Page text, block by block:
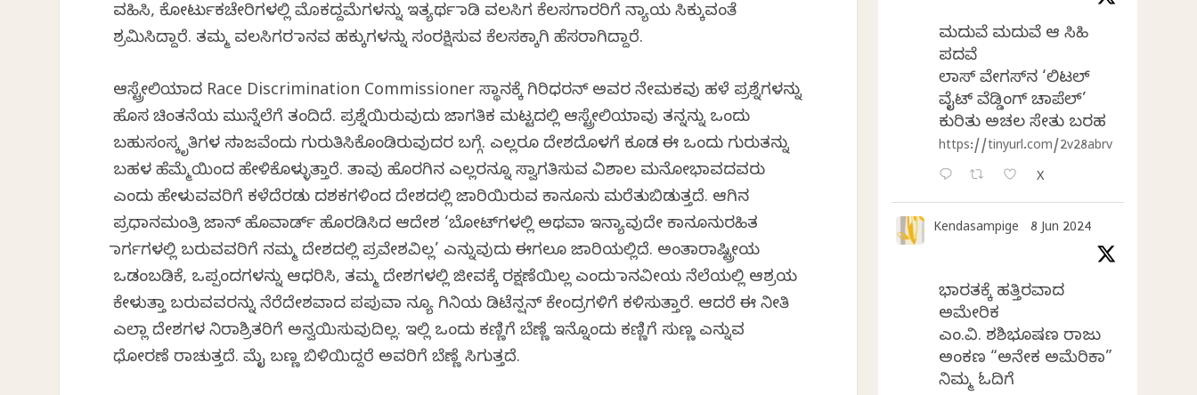
ವಹಿಸಿ, ಕೋರ್ಟುಕಚೇರಿಗಳಲ್ಲಿ ಮೊಕದ್ದಮೆಗಳನ್ನು ಇತ್ಯರ್ಥ ಮಾಡಿ ವಲಸಿಗ ಕೆಲಸಗಾರರಿಗೆ ನ್ಯಾಯ ಸಿಕ್ಕುವಂತೆ
ಶ್ರಮಿಸಿದ್ದಾರೆ. ತಮ್ಮ ವಲಸಿಗರ ಮಾನವ ಹಕ್ಕುಗಳನ್ನು ಸಂರಕ್ಷಿಸುವ ಕೆಲಸಕ್ಕಾಗಿ ಹೆಸರಾಗಿದ್ದಾರೆ.
ಆಸ್ಟ್ರೇಲಿಯಾದ Race Discrimination Commissioner ಸ್ಥಾನಕ್ಕೆ ಗಿರಿಧರನ್ ಅವರ ನೇಮಕವು ಹಳೆ ಪ್ರಶ್ನೆಗಳನ್ನು
ಹೊಸ ಚಿಂತನೆಯ ಮುನ್ನೆಲೆಗೆ ತಂದಿದೆ. ಪ್ರಶ್ನೆಯಿರುವುದು ಜಾಗತಿಕ ಮಟ್ಟದಲ್ಲಿ ಆಸ್ಟ್ರೇಲಿಯಾವು ತನ್ನನ್ನು ಒಂದು
ಬಹುಸಂಸ್ಕೃತಿಗಳ ಸಮಾಜವೆಂದು ಗುರುತಿಸಿಕೊಂಡಿರುವುದರ ಬಗ್ಗೆ. ಎಲ್ಲರೂ ದೇಶದೊಳಗೆ ಕೂಡ ಈ ಒಂದು ಗುರುತನ್ನು
ಬಹಳ ಹೆಮ್ಮೆಯಿಂದ ಹೇಳಿಕೊಳ್ಳುತ್ತಾರೆ. ತಾವು ಹೊರಗಿನ ಎಲ್ಲರನ್ನೂ ಸ್ವಾಗತಿಸುವ ವಿಶಾಲ ಮನೋಭಾವದವರು
ಎಂದು ಹೇಳುವವರಿಗೆ ಕಳೆದೆರಡು ದಶಕಗಳಿಂದ ದೇಶದಲ್ಲಿ ಜಾರಿಯಿರುವ ಕಾನೂನು ಮರೆತುಬಿಡುತ್ತದೆ. ಆಗಿನ
ಪ್ರಧಾನಮಂತ್ರಿ ಜಾನ್ ಹೊವಾರ್ಡ್ ಹೊರಡಿಸಿದ ಆದೇಶ ‘ಬೋಟ್‌ಗಳಲ್ಲಿ ಅಥವಾ ಇನ್ಯಾವುದೇ ಕಾನೂನುರಹಿತ
ಮಾರ್ಗಗಳಲ್ಲಿ ಬರುವವರಿಗೆ ನಮ್ಮ ದೇಶದಲ್ಲಿ ಪ್ರವೇಶವಿಲ್ಲ’ ಎನ್ನುವುದು ಈಗಲೂ ಜಾರಿಯಲ್ಲಿದೆ. ಅಂತಾರಾಷ್ಟ್ರೀಯ
ಒಡಂಬಡಿಕೆ, ಒಪ್ಪಂದಗಳನ್ನು ಆಧರಿಸಿ, ತಮ್ಮ ದೇಶಗಳಲ್ಲಿ ಜೀವಕ್ಕೆ ರಕ್ಷಣೆಯಿಲ್ಲ ಎಂದು ಮಾನವೀಯ ನೆಲೆಯಲ್ಲಿ ಆಶ್ರಯ
ಕೇಳುತ್ತಾ ಬರುವವರನ್ನು ನೆರೆದೇಶವಾದ ಪಪುವಾ ನ್ಯೂ ಗಿನಿಯ ಡಿಟೆನ್ಷನ್ ಕೇಂದ್ರಗಳಿಗೆ ಕಳಿಸುತ್ತಾರೆ. ಆದರೆ ಈ ನೀತಿ
ಎಲ್ಲಾ ದೇಶಗಳ ನಿರಾಶ್ರಿತರಿಗೆ ಅನ್ವಯಿಸುವುದಿಲ್ಲ. ಇಲ್ಲಿ ಒಂದು ಕಣ್ಣಿಗೆ ಬೆಣ್ಣೆ ಇನ್ನೊಂದು ಕಣ್ಣಿಗೆ ಸುಣ್ಣ ಎನ್ನುವ
ಧೋರಣೆ ರಾಚುತ್ತದೆ. ಮೈ ಬಣ್ಣ ಬಿಳಿಯಿದ್ದರೆ ಅವರಿಗೆ ಬೆಣ್ಣೆ ಸಿಗುತ್ತದೆ.
ಮದುವೆ ಮದುವೆ ಆ ಸಿಹಿ
ಪದವೆ
ಲಾಸ್‌ ವೇಗಸ್‌ನ ‘ಲಿಟಲ್
ವೈಟ್ ವೆಡ್ಡಿಂಗ್ ಚಾಪೆಲ್’
ಕುರಿತು ಅಚಲ ಸೇತು ಬರಹ
https://tinyurl.com/2v28abrv
X
Kendasampige 8 Jun 2024
ಭಾರತಕ್ಕೆ ಹತ್ತಿರವಾದ
ಅಮೇರಿಕ
ಎಂ.ವಿ. ಶಶಿಭೂಷಣ ರಾಜು
ಅಂಕಣ “ಅನೇಕ ಅಮೆರಿಕಾ”
ನಿಮ್ಮ ಓದಿಗೆ